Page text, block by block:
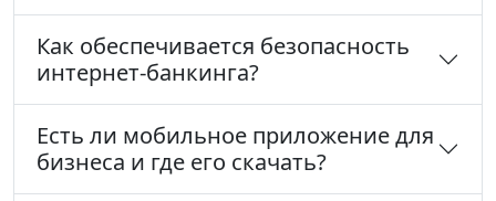
Как обеспечивается безопасность
интернет-банкинга?
Есть ли мобильное приложение для
бизнеса и где его скачать?